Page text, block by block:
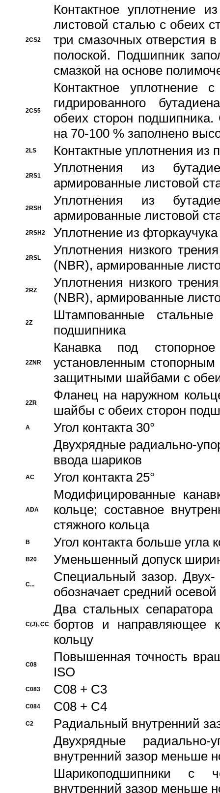
2CS2
Контактное уплотнение
листовой сталью с обеих
три смазочных отверстия
полоской. Подшипник
смазкой на основе
2CS5
Контактное уплотнение
гидрированного
обеих сторон
на 70-100 % заполнено
2LS Контактные уплотнения из
2RS1
Уплотнения из
армированные листовой
2RSH
Уплотнения из
армированные листовой
2RSH2 Уплотнение из
2RSL
Уплотнения низкого
(NBR), армированные
2RZ
Уплотнения низкого
(NBR), армированные
2Z
Штампованные
подшипника
2ZNR
Канавка под
установленным
защитными шайбами с
2ZR
Фланец на наружном
шайбы с обеих сторон
A
Угол контакта 30°
Двухрядные радиально-
ввода шариков
AC Угол контакта 25°
ADA
Модифицированные
кольце; составное
стяжного кольца
B Угол контакта больше угла
B20 Уменьшенный допуск
C...
Специальный зазор.
обозначает средний
C(J), CC
Два стальных сепаратора
бортов и направляющее
кольцу
C08
Повышенная точность
ISO
C083 C08 + C3
C084 C08 + C4
C2
Pадиальный внутренний
Двухрядные радиально-
внутренний зазор меньше
Шарикоподшипники с
внутренний зазор меньше